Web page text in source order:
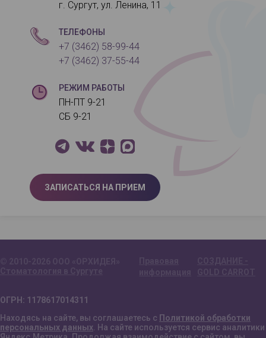
г. Сургут, ул. Ленина, 11
ТЕЛЕФОНЫ
+7 (3462) 58-99-44
+7 (3462) 37-55-44
РЕЖИМ РАБОТЫ
ПН-ПТ 9-21
СБ 9-21
ЗАПИСАТЬСЯ НА ПРИЕМ
ОГРН: 1178617014311
Находясь на сайте, вы соглашаетесь с Политикой обработки
персональных данных . На сайте используется сервис аналитики